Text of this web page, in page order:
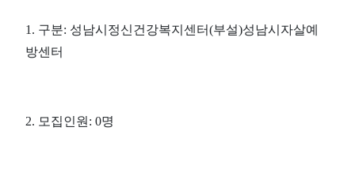
1. 구분: 성남시정신건강복지센터(부설)성남시자살예
방센터
2. 모집인원: 0명